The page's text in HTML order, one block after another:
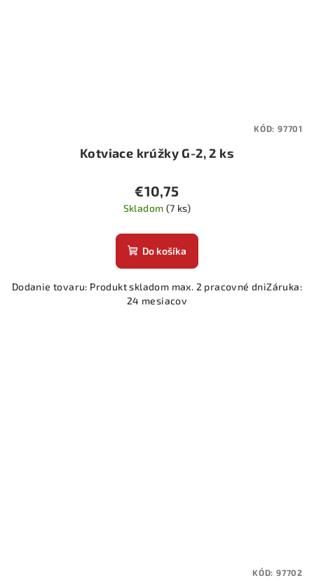
Kotviace krúžky G-2, 2 ks
€10,75
Skladom (7 ks)
Do košíka
Dodanie tovaru: Produkt skladom max. 2 pracovné dniZáruka:
24 mesiacov
KÓD: 97701
KÓD: 97702